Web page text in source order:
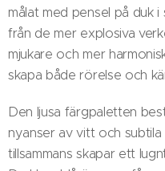
målat med pensel på duk
från de mer explosiva
mjukare och mer
skapa både rörelse och
Den ljusa färgpaletten
nyanser av vitt och
tillsammans skapar ett